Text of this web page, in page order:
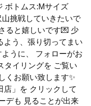
ボトムス:Mサイズ
山挑戦していきたいで
ると嬉しいです💌 少
よう、張り切ってまい
うに、 フォローがお
タイリングを ご覧い
くお願い致します✨
店」を クリックして
デも 見ることが出来